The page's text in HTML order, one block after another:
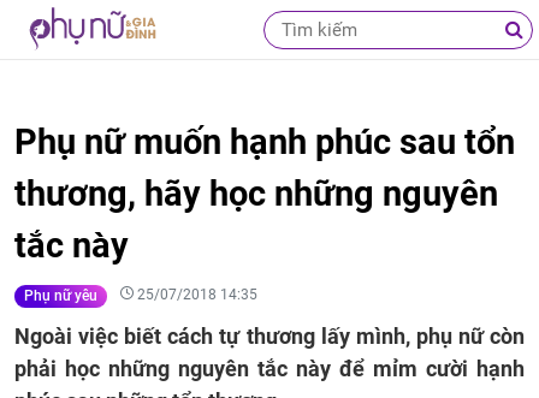
Phụ nữ muốn hạnh phúc sau tổn
thương, hãy học những nguyên
tắc này
Phụ nữ yêu 25/07/2018 14:35
Ngoài việc biết cách tự thương lấy mình, phụ nữ còn
phải học những nguyên tắc này để mỉm cười hạnh